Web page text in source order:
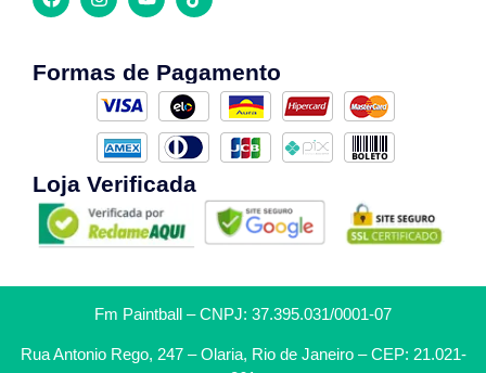
Formas de Pagamento
Loja Verificada
Fm Paintball – CNPJ: 37.395.031/0001-07
Rua Antonio Rego, 247 – Olaria, Rio de Janeiro – CEP: 21.021-